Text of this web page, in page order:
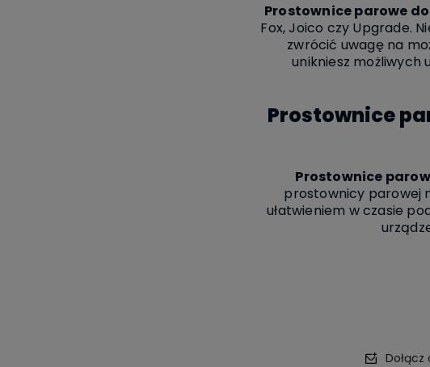
Prostownice parowe do
Fox, Joico czy Upgrade.
zwrócić uwagę na
unikniesz możliwych
Prostownice
Prostownice
prostownicy parowej
ułatwieniem w czasie
Dołącz